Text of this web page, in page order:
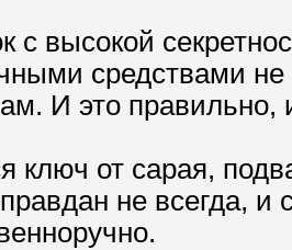
с высокой
средствами
И это правильно,
ключ от сарая,
не всегда,